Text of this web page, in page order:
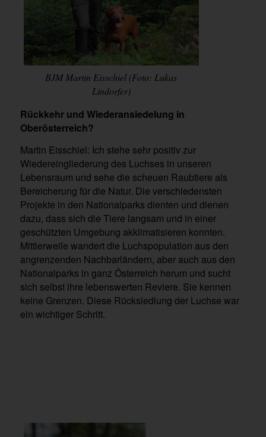
BJM Martin Eisschiel (Foto: Lukas
Lindorfer)
Rückkehr und Wiederansiedelung in
Oberösterreich?
Martin Eisschiel: Ich stehe sehr positiv zur
Wiedereingliederung des Luchses in unseren
Lebensraum und sehe die scheuen Raubtiere als
Bereicherung für die Natur. Die verschiedensten
Projekte in den Nationalparks dienten und dienen
dazu, dass sich die Tiere langsam und in einer
geschützten Umgebung akklimatisieren konnten.
Mittlerweile wandert die Luchspopulation aus den
angrenzenden Nachbarländern, aber auch aus den
Nationalparks in ganz Österreich herum und sucht
sich selbst ihre lebenswerten Reviere. Sie kennen
keine Grenzen. Diese Rücksiedlung der Luchse war
ein wichtiger Schritt.